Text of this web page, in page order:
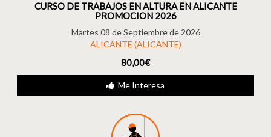
CURSO DE TRABAJOS EN ALTURA EN ALICANTE
PROMOCION 2026
Martes 08 de Septiembre de 2026
ALICANTE (ALICANTE)
80,00€
Me Interesa